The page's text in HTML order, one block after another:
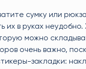
сумку или
их в руках
можно
очень важно,
закладки: